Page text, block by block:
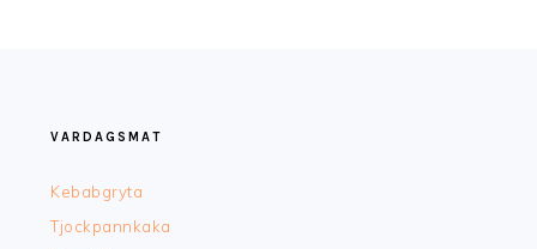
VARDAGSMAT
Kebabgryta
Tjockpannkaka